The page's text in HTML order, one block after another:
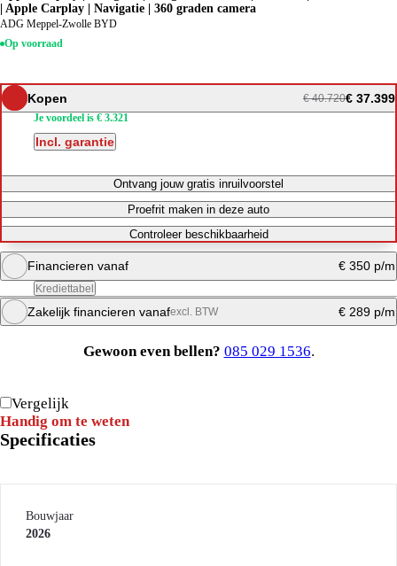
| Apple Carplay | Navigatie | 360 graden camera
ADG Meppel-Zwolle BYD
Op voorraad
Kopen € 40.720€ 37.399
Je voordeel is € 3.321
Incl. garantie
Ontvang jouw gratis inruilvoorstel
Proefrit maken in deze auto
Controleer beschikbaarheid
Financieren vanaf € 350 p/m
Krediettabel
Maandbedrag berekenen
Zakelijk financieren vanafexcl. BTW € 289 p/m
Maandbedrag berekenen
Gewoon even bellen? 085 029 1536.
Vergelijk
Handig om te weten
Specificaties
Bouwjaar
2026